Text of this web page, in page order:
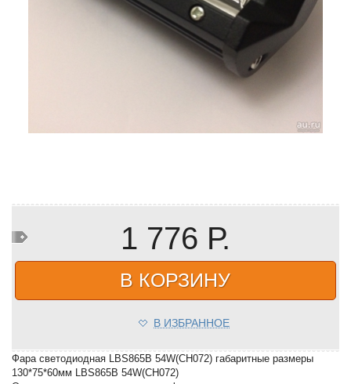
1 776 Р.
В КОРЗИНУ
В ИЗБРАННОЕ
Фара светодиодная LBS865B 54W(CH072) габаритные размеры
130*75*60мм LBS865B 54W(CH072)